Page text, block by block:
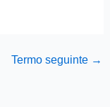
Termo seguinte →